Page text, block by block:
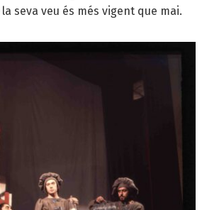
seva veu és més vigent que mai.